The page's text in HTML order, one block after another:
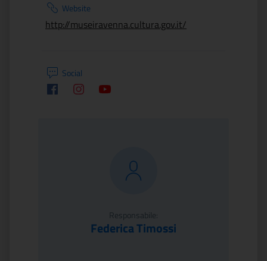
Website
http://museiravenna.cultura.gov.it/
Social
FacebookInstagramYoutube
Responsabile:
Federica Timossi